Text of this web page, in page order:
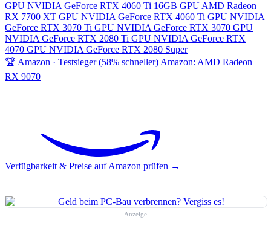
GPU NVIDIA GeForce RTX 4060 Ti 16GB GPUAMD Radeon
RX 7700 XT GPU NVIDIA GeForce RTX 4060 Ti GPU NVIDIA
GeForce RTX 3070 Ti GPU NVIDIA GeForce RTX 3070 GPU
NVIDIA GeForce RTX 2080 Ti GPU NVIDIA GeForce RTX
4070 GPU NVIDIA GeForce RTX 2080 Super
🏆 Amazon · Testsieger (58% schneller)Amazon: AMD Radeon
RX 9070
Verfügbarkeit & Preise auf Amazon prüfen →
Anzeige